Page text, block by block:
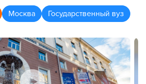
Москва Государственный вуз